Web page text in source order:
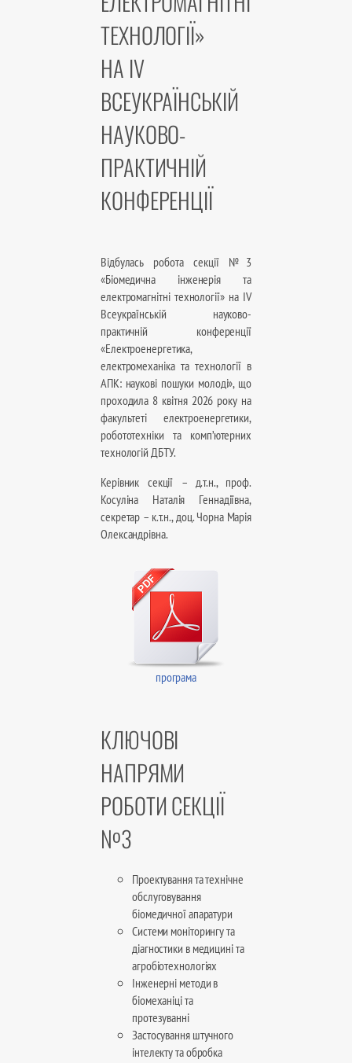
ТЕХНОЛОГІЇ»
НА IV
ВСЕУКРАЇНСЬКІЙ
НАУКОВО-
ПРАКТИЧНІЙ
КОНФЕРЕНЦІЇ
Відбулась робота секції №3
«Біомедична інженерія та
електромагнітні технології» на IV
Всеукраїнській науково-
практичній конференції
«Електроенергетика,
електромеханіка та технології в
АПК: наукові пошуки молоді», що
проходила 8 квітня 2026 року на
факультеті електроенергетики,
робототехніки та комп’ютерних
технологій ДБТУ.
Керівник секції – д.т.н., проф.
Косуліна Наталія Геннадіївна,
секретар – к.т.н., доц. Чорна Марія
Олександрівна.
програма
КЛЮЧОВІ
НАПРЯМИ
РОБОТИ СЕКЦІЇ
№3
Проектування та технічне
обслуговування
біомедичної апаратури
Системи моніторингу та
діагностики в медицині та
агробіотехнологіях
Інженерні методи в
біомеханіці та
протезуванні
Застосування штучного
інтелекту та обробка